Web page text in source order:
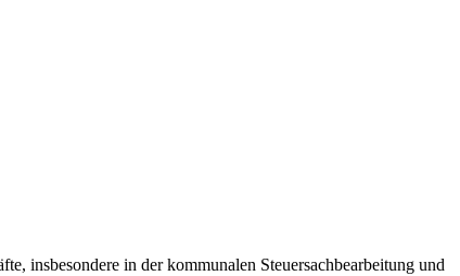
insbesondere in der kommunalen Steuersachbearbeitung und